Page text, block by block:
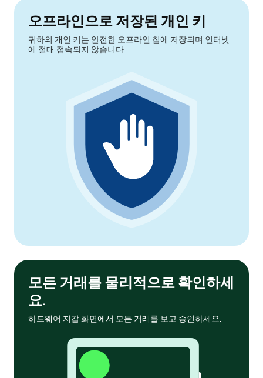
오프라인으로 저장된 개인 키
귀하의 개인 키는 안전한 오프라인 칩에 저장되며 인터넷
에 절대 접속되지 않습니다.
모든 거래를 물리적으로 확인하세
요.
하드웨어 지갑 화면에서 모든 거래를 보고 승인하세요.